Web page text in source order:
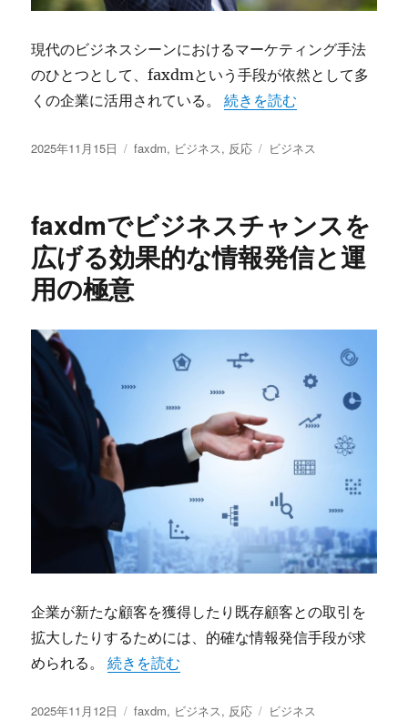
現代のビジネスシーンにおけるマーケティング手法
のひとつとして、faxdmという手段が依然として多
くの企業に活用されている。“faxdmの紙で届ける力が
続きを読む
投
2025年11月15日
カ
ー
faxdm, ビジネス, 反応
タ
ビジネス
faxdmでビジネスチャンスを
広げる効果的な情報発信と運
用の極意
企業が新たな顧客を獲得したり既存顧客との取引を
拡大したりするためには、的確な情報発信手段が求
められる。“faxdmでビジネスチャンスを広げる効果的
続きを読む
投
2025年11月12日
カ
faxdm, ビジネス, 反応
タ
ビジネス